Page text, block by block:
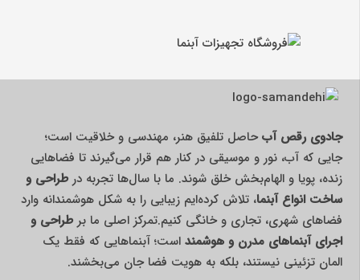
جادوی رقص آبحاصل تلفیق هنر، مهندسی و خلاقیت است؛
جایی که آب، نور و موسیقی در کنار هم قرار می‌گیرند تا فضاهایی
زنده، پویا و الهام‌بخش خلق شوند. ما با سال‌ها تجربه درطراحی و
ساخت انواع آبنما، تلاش کرده‌ایم زیبایی را به شکل هوشمندانه وارد
فضاهای شهری، تجاری و خانگی کنیم.تمرکز اصلی ما برطراحی و
اجرای آبنماهای مدرن و هوشمند است؛ آبنماهایی که فقط یک
المان تزئینی نیستند، بلکه به هویت فضا جان می‌بخشند.